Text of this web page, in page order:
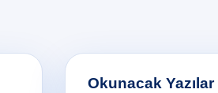
Okunacak Yazılar